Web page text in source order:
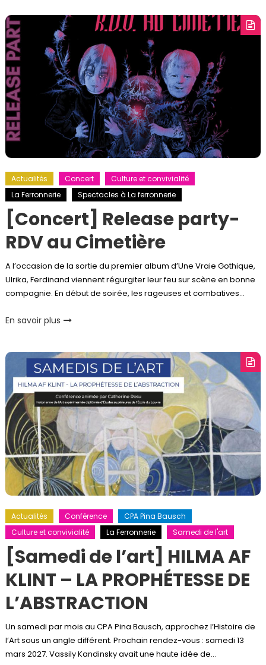
Actualités Concert
Culture et convivialité
La Ferronnerie
Spectacles à La ferronnerie
[Concert] Release party-
RDV au Cimetière
A l’occasion de la sortie du premier album d’Une Vraie Gothique,
Ulrika, Ferdinand viennent régurgiter leur feu sur scène en bonne
compagnie. En début de soirée, les rageuses et combatives…
En savoir plus
Actualités Conférence
CPA Pina Bausch
Culture et convivialité
La Ferronnerie Samedi de l'art
[Samedi de l’art] HILMA AF
KLINT – LA PROPHÉTESSE DE
L’ABSTRACTION
Un samedi par mois au CPA Pina Bausch, approchez l’Histoire de
l’Art sous un angle différent. Prochain rendez-vous : samedi 13
mars 2027. Vassily Kandinsky avait une haute idée de…